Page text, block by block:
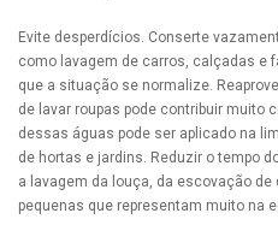
Evite desperdícios. Conserte
como lavagem de carros, calçadas e
que a situação se normalize.
de lavar roupas pode contribuir muito
dessas águas pode ser aplicado na
de hortas e jardins. Reduzir o tempo
a lavagem da louça, da escovação
pequenas que representam muito na